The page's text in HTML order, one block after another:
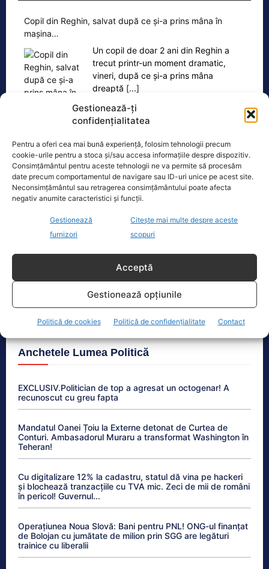
Gestionează-ți
confidențialitatea
Pentru a oferi cea mai bună experiență, folosim tehnologii precum
cookie-urile pentru a stoca și/sau accesa informațiile despre dispozitiv.
Consimțământul pentru aceste tehnologii ne va permite să procesăm
date precum comportamentul de navigare sau ID-uri unice pe acest site.
Neconsimțământul sau retragerea consimțământului poate afecta
negativ anumite caracteristici și funcții.
Gestionează
furnizori
Citește mai multe despre aceste
scopuri
Acceptă
Gestionează opțiunile
Politică de cookies Politică de confidențialitate Contact
Copil din Reghin, salvat după ce și-a prins mâna în
mașina…
Un copil de doar 2 ani din Reghin a
trecut printr-un moment dramatic,
vineri, după ce și-a prins mâna
dreaptă [...]
Ultimele știri
Sindicatele din sănătate avertizează: Legea
salarizării nu este negociabilă. Protestele devin
Prețurile carburanților, în scădere ușoară. Prima
etapă a măsurilor de criză intră în vigoare
România exportă energie ieftină la prânz și importă
scump seara. Cine sunt câștigătorii din afacerea
Anchetele Lumea Politică
EXCLUSIV.Politician de top a agresat un octogenar! A
recunoscut cu greu fapta
Mandatul Oanei Țoiu la Externe detonat de Curtea de
Conturi. Ambasadorul Muraru a transformat Washington în
Teheran!
Cu digitalizare 12% la cadastru, statul dă vina pe hackeri
și blochează tranzacțiile cu TVA mic. Zeci de mii de români
în pericol! Guvernul...
Operațiunea Noua Slovă: Bani pentru PNL! ONG-ul finanțat
de Bolojan cu jumătate de milion prin SGG are legături
trainice cu liberalii